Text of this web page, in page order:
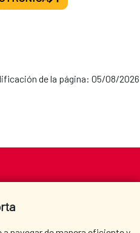
de la página: 05/08/2026